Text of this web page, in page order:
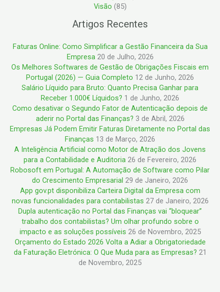
Visão (85)
Artigos Recentes
Faturas Online: Como Simplificar a Gestão Financeira da Sua
Empresa 20 de Julho, 2026
Os Melhores Softwares de Gestão de Obrigações Fiscais em
Portugal (2026) — Guia Completo 12 de Junho, 2026
Salário Líquido para Bruto: Quanto Precisa Ganhar para
Receber 1.000€ Líquidos? 1 de Junho, 2026
Como desativar o Segundo Fator de Autenticação depois de
aderir no Portal das Finanças? 3 de Abril, 2026
Empresas Já Podem Emitir Faturas Diretamente no Portal das
Finanças 13 de Março, 2026
A Inteligência Artificial como Motor de Atração dos Jovens
para a Contabilidade e Auditoria 26 de Fevereiro, 2026
Robosoft em Portugal: A Automação de Software como Pilar
do Crescimento Empresarial 29 de Janeiro, 2026
App gov.pt disponibiliza Carteira Digital da Empresa com
novas funcionalidades para contabilistas 27 de Janeiro, 2026
Dupla autenticação no Portal das Finanças vai “bloquear”
trabalho dos contabilistas? Um olhar profundo sobre o
impacto e as soluções possíveis 26 de Novembro, 2025
Orçamento do Estado 2026 Volta a Adiar a Obrigatoriedade
da Faturação Eletrónica: O Que Muda para as Empresas? 21
de Novembro, 2025